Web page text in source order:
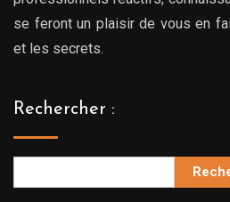
se feront un plaisir de vous en
et les secrets.
Rechercher :